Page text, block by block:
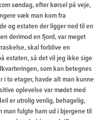
søndag, efter kørsel på veje,
væk man kom fra
og estaten der ligger ned til en
derimod en fjord, var meget
skal forblive en
estaten, så det vil jeg ikke sige
som kan betegnes
i to etager, havde alt man kunne
oplevelse var mødet med
er utrolig venlig, behagelig,
man fulgte ham ud i bjergene til